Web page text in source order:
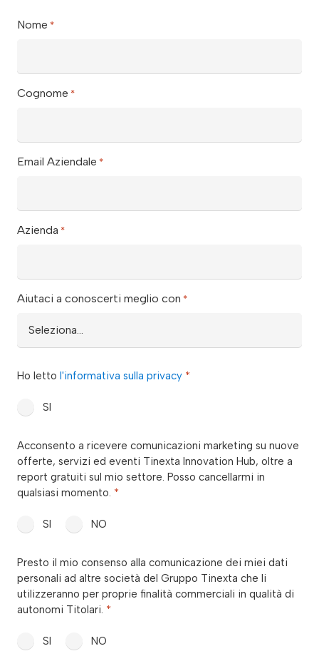
Nome *
Cognome *
Email Aziendale *
Azienda *
Aiutaci a conoscerti meglio con *
Ho letto l'informativa sulla privacy *
SI
Acconsento a ricevere comunicazioni marketing su nuove
offerte, servizi ed eventi Tinexta Innovation Hub, oltre a
report gratuiti sul mio settore. Posso cancellarmi in
qualsiasi momento. *
SI NO
Presto il mio consenso alla comunicazione dei miei dati
personali ad altre società del Gruppo Tinexta che li
utilizzeranno per proprie finalità commerciali in qualità di
autonomi Titolari. *
SI NO